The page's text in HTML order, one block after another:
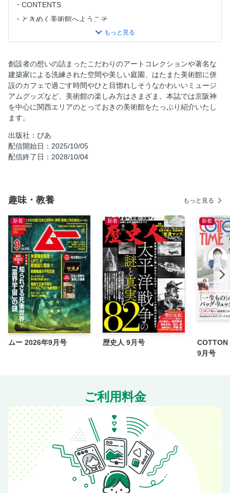
CONTENTS
ときめく美術館へようこそ
美術館カフェでひとやすみ
WE♡MUSEUM GOODS
作品とアトリエを巡る旅へ
今、注目を集めている「アール・ブリュットの魅力」
コレクターの審美眼に触れる
復刻作品でルーブルの名作を鑑賞
アートな街さんぽを楽しむ
ワンテーマ深堀りミュージアム
読者アンケート＆プレゼント
創設者の想いの詰まったこだわりのアートコレクションや著名な
建築家による洗練された空間や美しい庭園、はたまた美術館に併
設のカフェで過ごす時間やひと目惚れしそうなかわいいミュージ
アムグッズなど、美術館の楽しみ方はさまざま。本誌では京阪神
を中心に関西エリアのとっておきの美術館をたっぷり紹介いたし
ます。
出版社：ぴあ
配信開始日：2025/10/05
配信終了日：2028/10/04
趣味・教養 もっと見る
新着
ムー 2026年9月号
新着
歴史人 9月号
新着
COTTON
9月号
ご利用料金